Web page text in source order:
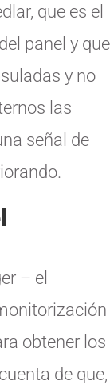
que es el
panel y que
y no
las
señal de
– el
obtener los
de que,